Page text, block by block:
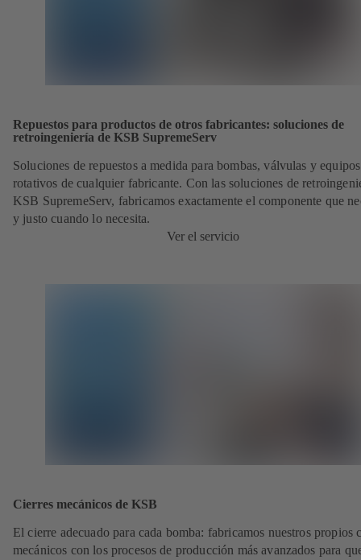
Repuestos para productos de otros fabricantes: soluciones de
retroingeniería de KSB SupremeServ
Soluciones de repuestos a medida para bombas, válvulas y equipos
rotativos de cualquier fabricante. Con las soluciones de
KSB SupremeServ, fabricamos exactamente el componente que
y justo cuando lo necesita.
Ver el servicio
Cierres mecánicos de KSB
El cierre adecuado para cada bomba: fabricamos nuestros propios
mecánicos con los procesos de producción más avanzados para